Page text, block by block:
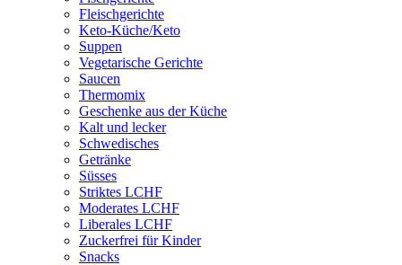
Fleischgerichte
Keto-Küche/Keto
Suppen
Vegetarische Gerichte
Saucen
Thermomix
Geschenke aus der Küche
Kalt und lecker
Schwedisches
Getränke
Süsses
Striktes LCHF
Moderates LCHF
Liberales LCHF
Zuckerfrei für Kinder
Snacks